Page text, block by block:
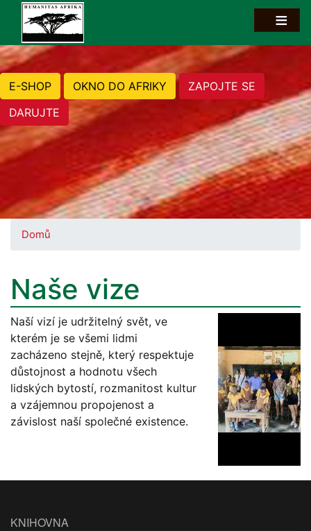
E-SHOP OKNO DO AFRIKY
ZAPOJTE SE
DARUJTE
Domů
Naše vize
Naší vizí je udržitelný svět, ve
kterém je se všemi lidmi
zacházeno stejně, který respektuje
důstojnost a hodnotu všech
lidských bytostí, rozmanitost kultur
a vzájemnou propojenost a
závislost naší společné existence.
KNIHOVNA